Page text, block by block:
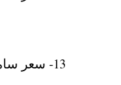
13- سعر سامسونج جالاكسي Galaxy J7 في مصر بالضمان وصل الي 2200 جنيه.